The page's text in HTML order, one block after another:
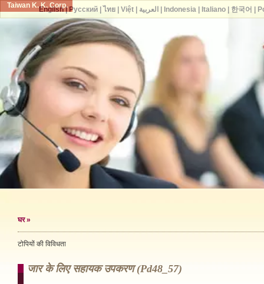
Taiwan K. K. Corp.
घर»
टोपियों की विविधता
जार के लिए सहायक उपकरण (pd48_57)
English| Русский| ไทย| Việt| العربية Indonesia| Italiano| 한국어